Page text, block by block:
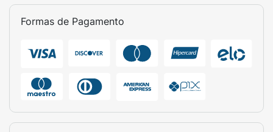
Formas de Pagamento